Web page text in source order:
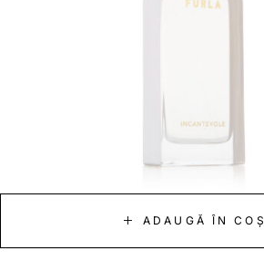
ADAUGĂ ÎN COȘ